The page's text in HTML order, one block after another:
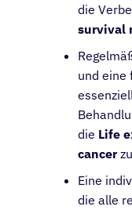
die
survival
und eine
die Life
cancer
Eine
die alle